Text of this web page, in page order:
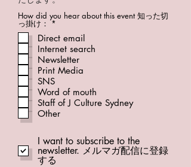
How did you hear about this event 知った切
っ掛け： *
項
目
Direct email
Internet search
Newsletter
Print Media
SNS
Word of mouth
Staff of J Culture Sydney
Other
I want to subscribe to the
newsletter. メルマガ配信に登録
する